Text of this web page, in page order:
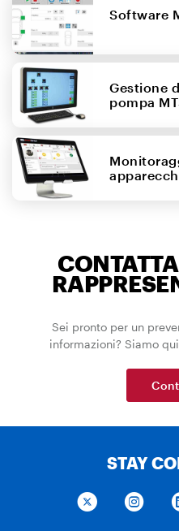
Software
Gestione
pompa
Sei pronto per un
informazioni? Siamo
STAY